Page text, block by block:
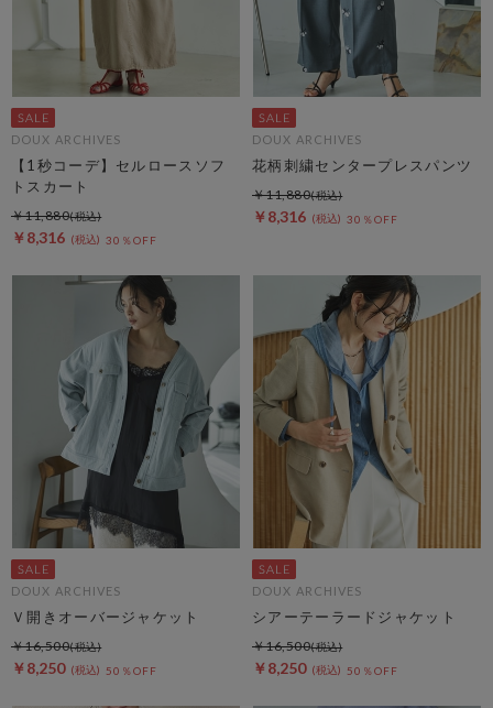
DOUX ARCHIVES
【1秒コーデ】セルロースソフ
トスカート
￥8,316 30％OFF
￥11,880
DOUX ARCHIVES
花柄刺繍センタープレスパンツ
￥8,316 30％OFF
￥11,880
DOUX ARCHIVES
Ｖ開きオーバージャケット
￥8,250 50％OFF
￥16,500
DOUX ARCHIVES
シアーテーラードジャケット
￥8,250 50％OFF
￥16,500